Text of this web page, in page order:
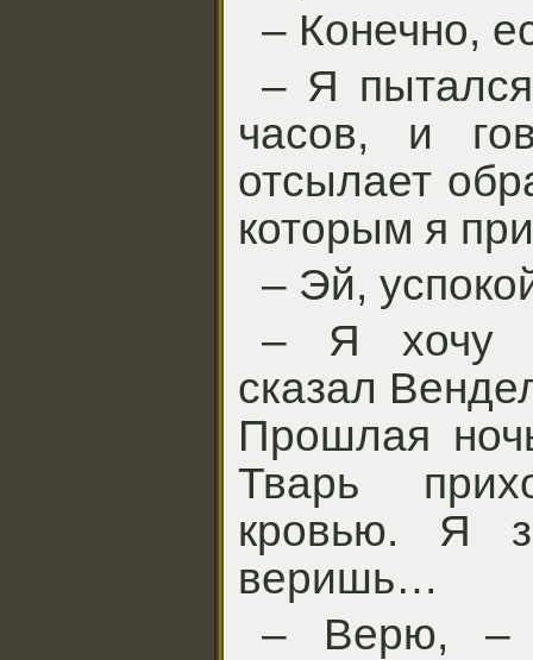
– Конечно,
– Я
часов, и
отсылает
которым я
– Эй,
– Я хочу
сказал
Прошлая
Тварь
кровью. Я
веришь…
– Верю, –